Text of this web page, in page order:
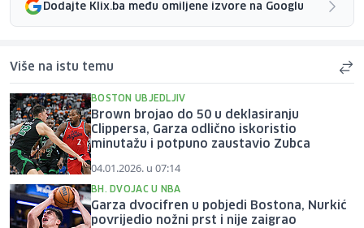
Dodajte Klix.ba među omiljene izvore na Googlu
Više na istu temu
BOSTON UBJEDLJIV
Brown brojao do 50 u deklasiranju
Clippersa, Garza odlično iskoristio
minutažu i potpuno zaustavio Zubca
04.01.2026. u 07:14
BH. DVOJAC U NBA
Garza dvocifren u pobjedi Bostona, Nurkić
povrijedio nožni prst i nije zaigrao